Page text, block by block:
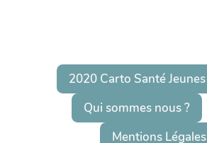
2020 Carto Santé Jeunes
Qui sommes nous ?
Mentions Légales